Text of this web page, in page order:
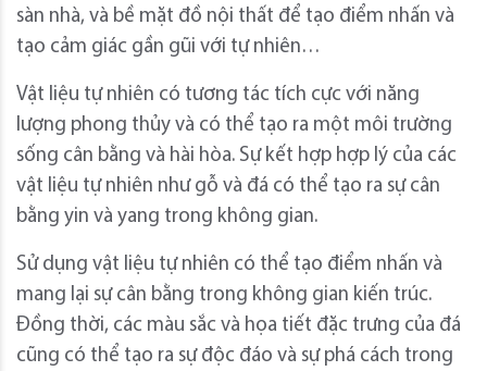
sàn nhà, và bề mặt đồ nội thất để tạo điểm nhấn và
tạo cảm giác gần gũi với tự nhiên…
Vật liệu tự nhiên có tương tác tích cực với năng
lượng phong thủy và có thể tạo ra một môi trường
sống cân bằng và hài hòa. Sự kết hợp hợp lý của các
vật liệu tự nhiên như gỗ và đá có thể tạo ra sự cân
bằng yin và yang trong không gian.
Sử dụng vật liệu tự nhiên có thể tạo điểm nhấn và
mang lại sự cân bằng trong không gian kiến trúc.
Đồng thời, các màu sắc và họa tiết đặc trưng của đá
cũng có thể tạo ra sự độc đáo và sự phá cách trong